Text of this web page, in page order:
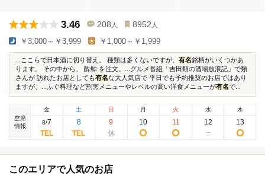
3.46 208 人 8952 人
￥3,000～￥3,999 ￥1,000～￥1,999
...ここらで日本酒に切り替え。 種類は多くないですが、 有名銘柄がいくつかあ
ります。 その中から、 酔鯨 を注文。...グルメ番組「吉田類の酒場放浪記」で類
さんが 訪れたお店としても有名な大人気店で 平日でも予約推奨のお店ではあり
ますが、...ふぐ料理など割烹メニューやレベルの高い洋食メニューが有名で...
空席
情報
金
8/7
土
8
日
9
月
10
火
11
水
12
木
13
このエリアで人気のお店